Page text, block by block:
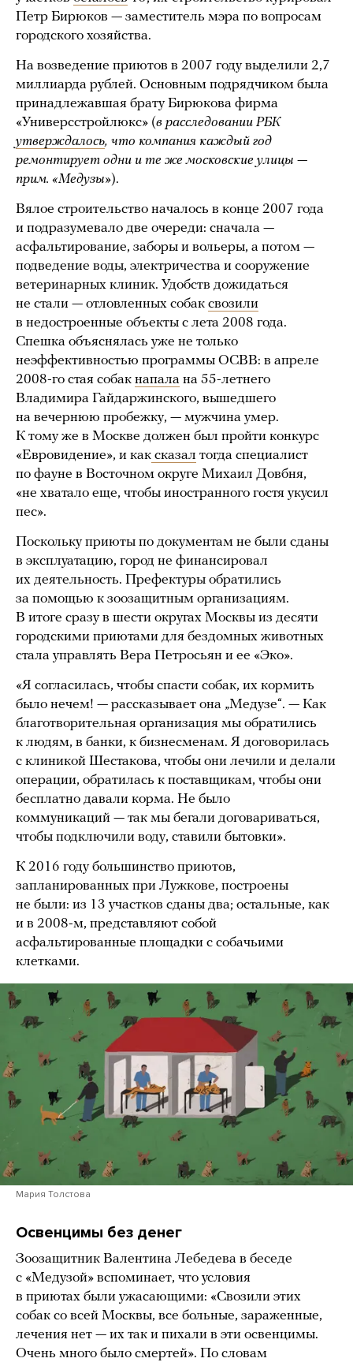
Петр Бирюков — заместитель мэра по вопросам
городского хозяйства.
На возведение приютов в 2007 году выделили 2,7
миллиарда рублей. Основным подрядчиком была
принадлежавшая брату Бирюкова фирма
«Универсстройлюкс» (в расследовании РБК
утверждалось, что компания каждый год
ремонтирует одни и те же московские улицы —
прим. «Медузы»).
Вялое строительство началось в конце 2007 года
и подразумевало две очереди: сначала —
асфальтирование, заборы и вольеры, а потом —
подведение воды, электричества и сооружение
ветеринарных клиник. Удобств дожидаться
не стали — отловленных собак свозили
в недостроенные объекты с лета 2008 года.
Спешка объяснялась уже не только
неэффективностью программы ОСВВ: в апреле
2008-го стая собак напала на 55-летнего
Владимира Гайдаржинского, вышедшего
на вечернюю пробежку, — мужчина умер.
К тому же в Москве должен был пройти конкурс
«Евровидение», и как сказал тогда специалист
по фауне в Восточном округе Михаил Довбня,
«не хватало еще, чтобы иностранного гостя укусил
пес».
Поскольку приюты по документам не были сданы
в эксплуатацию, город не финансировал
их деятельность. Префектуры обратились
за помощью к зоозащитным организациям.
В итоге сразу в шести округах Москвы из десяти
городскими приютами для бездомных животных
стала управлять Вера Петросьян и ее «Эко».
«Я согласилась, чтобы спасти собак, их кормить
было нечем! — рассказывает она „Медузе“. — Как
благотворительная организация мы обратились
к людям, в банки, к бизнесменам. Я договорилась
с клиникой Шестакова, чтобы они лечили и делали
операции, обратилась к поставщикам, чтобы они
бесплатно давали корма. Не было
коммуникаций — так мы бегали договариваться,
чтобы подключили воду, ставили бытовки».
К 2016 году большинство приютов,
запланированных при Лужкове, построены
не были: из 13 участков сданы два; остальные, как
и в 2008-м, представляют собой
асфальтированные площадки с собачьими
клетками.
Мария Толстова
Освенцимы без денег
Зоозащитник Валентина Лебедева в беседе
с «Медузой» вспоминает, что условия
в приютах были ужасающими: «Свозили этих
собак со всей Москвы, все больные, зараженные,
лечения нет — их так и пихали в эти освенцимы.
Очень много было смертей». По словам